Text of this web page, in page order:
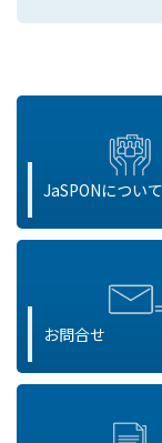
JaSPONについて
お問合せ